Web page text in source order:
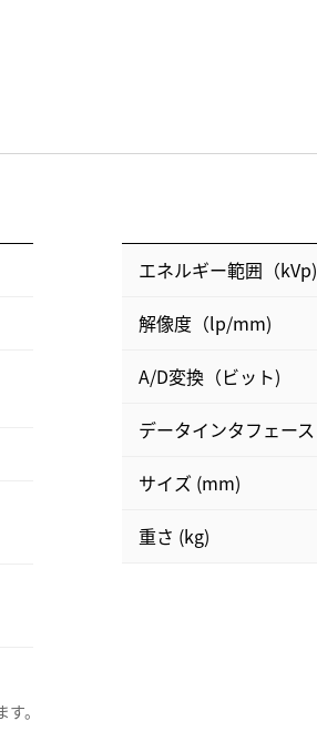
エネルギー範囲（kVp)
解像度（lp/mm)
A/D変換（ビット)
データインタフェース
サイズ (mm)
重さ (kg)
。